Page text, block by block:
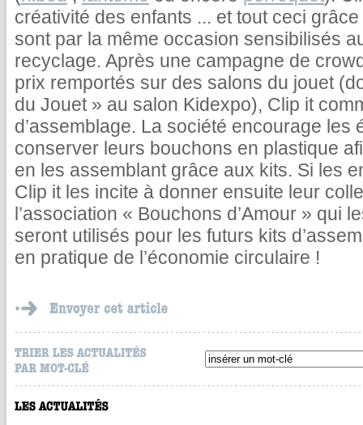
créativité des enfants ... et tout ceci
sont par la même occasion sensibilisés
recyclage. Après une campagne de
prix remportés sur des salons du jouet
du Jouet » au salon Kidexpo), Clip it
d’assemblage. La société encourage les
conserver leurs bouchons en plastique
en les assemblant grâce aux kits. Si les
Clip it les incite à donner ensuite leur
l’association « Bouchons d’Amour » qui
seront utilisés pour les futurs kits
en pratique de l’économie circulaire !